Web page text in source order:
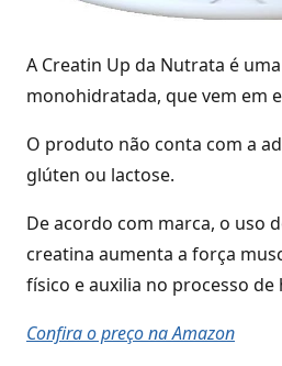
A Creatin Up da Nutrata é
monohidratada, que vem em
O produto não conta com a
glúten ou lactose.
De acordo com marca, o uso
creatina aumenta a força
físico e auxilia no processo
Confira o preço na Amazon